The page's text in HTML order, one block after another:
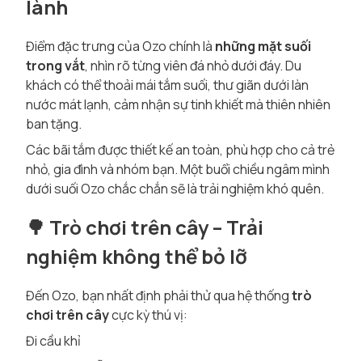
lành
Điểm đặc trưng của Ozo chính là những mặt suối
trong vắt, nhìn rõ từng viên đá nhỏ dưới đáy. Du
khách có thể thoải mái tắm suối, thư giãn dưới làn
nước mát lạnh, cảm nhận sự tinh khiết mà thiên nhiên
ban tặng.
Các bãi tắm được thiết kế an toàn, phù hợp cho cả trẻ
nhỏ, gia đình và nhóm bạn. Một buổi chiều ngâm mình
dưới suối Ozo chắc chắn sẽ là trải nghiệm khó quên.
🌳 Trò chơi trên cây – Trải
nghiệm không thể bỏ lỡ
Đến Ozo, bạn nhất định phải thử qua hệ thốngtrò
chơi trên câycực kỳ thú vị:
Đi cầu khỉ